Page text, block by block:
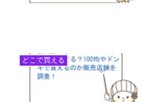
どこで買える